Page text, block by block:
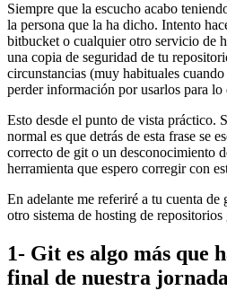
Siempre que la escucho acabo
la persona que la ha dicho. Intento
bitbucket o cualquier otro servicio de
una copia de seguridad de tu
circunstancias (muy habituales
perder información por usarlos para lo
Esto desde el punto de vista práctico.
normal es que detrás de esta frase se
correcto de git o un desconocimiento
herramienta que espero corregir con
En adelante me referiré a tu cuenta
otro sistema de hosting de
1- Git es algo más que
final de nuestra